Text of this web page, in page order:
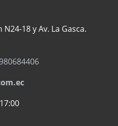
18 y Av. La Gasca.